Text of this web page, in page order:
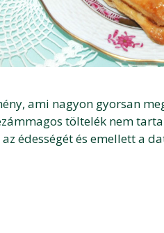
ami nagyon gyorsan
töltelék nem
édességét és emellett a